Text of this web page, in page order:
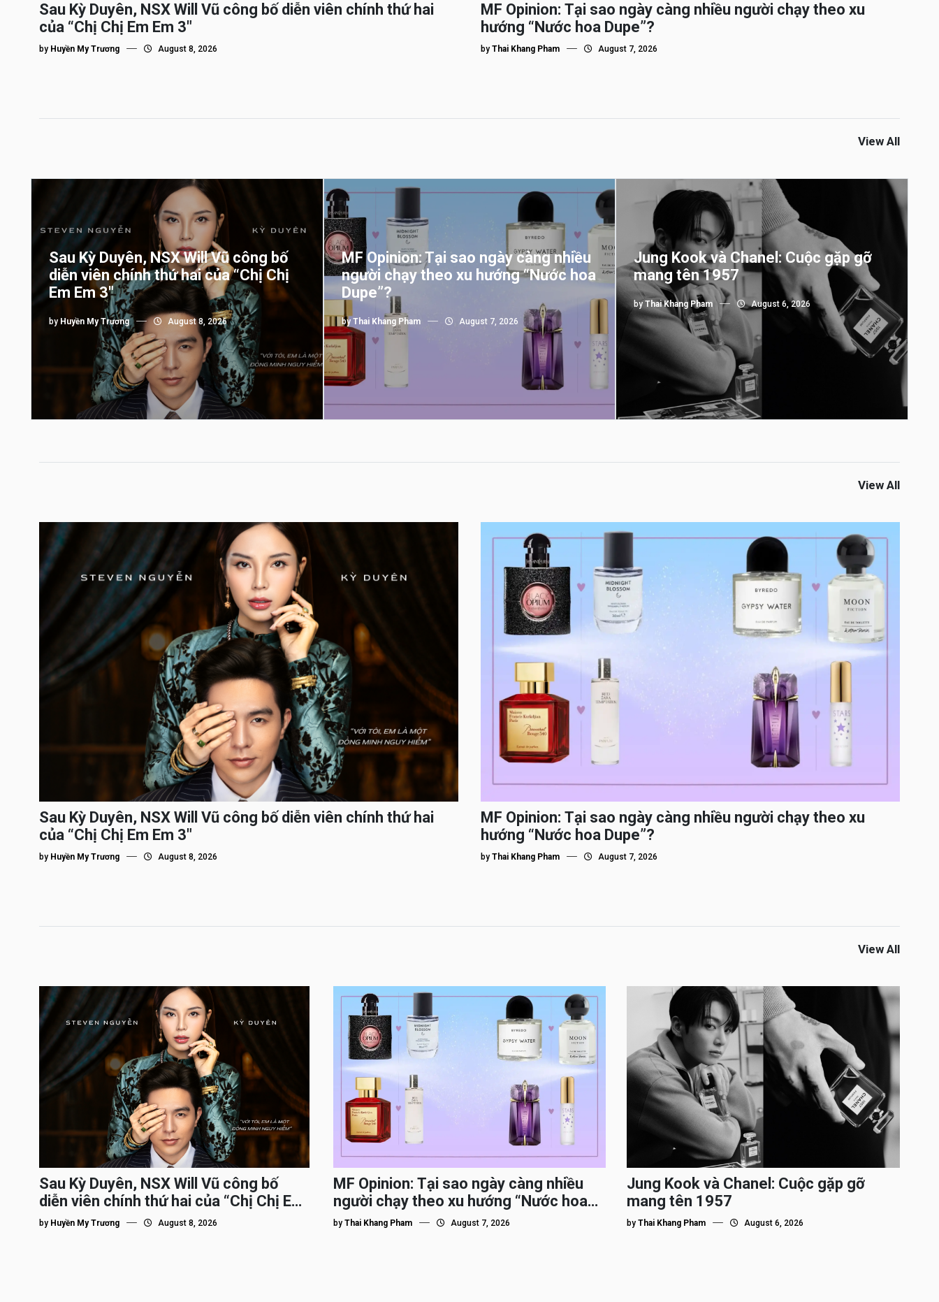
Sau Kỳ Duyên, NSX Will Vũ công bố diễn viên chính thứ hai
của “Chị Chị Em Em 3″
by Huyền My Trương August 8, 2026
MF Opinion: Tại sao ngày càng nhiều người chạy theo xu
hướng “Nước hoa Dupe”?
by Thai Khang Pham August 7, 2026
View All
Sau Kỳ Duyên, NSX Will Vũ công bố
diễn viên chính thứ hai của “Chị Chị
Em Em 3″
by Huyền My Trương August 8, 2026
MF Opinion: Tại sao ngày càng nhiều
người chạy theo xu hướng “Nước hoa
Dupe”?
by Thai Khang Pham August 7, 2026
Jung Kook và Chanel: Cuộc gặp gỡ
mang tên 1957
byThai Khang Pham August 6, 2026
View All
Sau Kỳ Duyên, NSX Will Vũ công bố diễn viên chính thứ hai
của “Chị Chị Em Em 3″
by Huyền My Trương August 8, 2026
MF Opinion: Tại sao ngày càng nhiều người chạy theo xu
hướng “Nước hoa Dupe”?
by Thai Khang Pham August 7, 2026
View All
Sau Kỳ Duyên, NSX Will Vũ công bố
diễn viên chính thứ hai của “Chị Chị Em
Em 3″
by Huyền My Trương August 8, 2026
MF Opinion: Tại sao ngày càng nhiều
người chạy theo xu hướng “Nước hoa
Dupe”?
by Thai Khang Pham August 7, 2026
Jung Kook và Chanel: Cuộc gặp gỡ
mang tên 1957
byThai Khang Pham August 6, 2026